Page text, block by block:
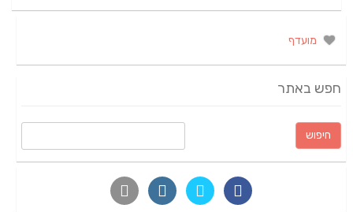
מועדף
חפש באתר
חיפוש: